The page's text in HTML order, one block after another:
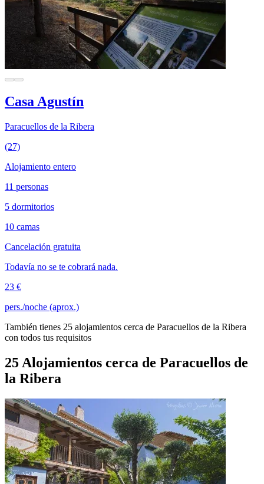
Casa Agustín
Paracuellos de la Ribera
(27)
Alojamiento entero
11 personas
5 dormitorios
10 camas
Cancelación gratuita
Todavía no se te cobrará nada.
23 €
pers./noche (aprox.)
También tienes 25 alojamientos cerca de Paracuellos de la Ribera
con todos tus requisitos
25 Alojamientos cerca de Paracuellos de
la Ribera